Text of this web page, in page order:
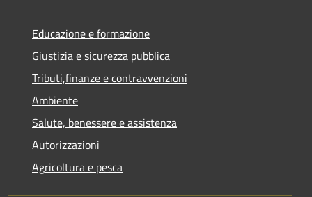
Educazione e formazione
Giustizia e sicurezza pubblica
Tributi,finanze e contravvenzioni
Ambiente
Salute, benessere e assistenza
Autorizzazioni
Agricoltura e pesca